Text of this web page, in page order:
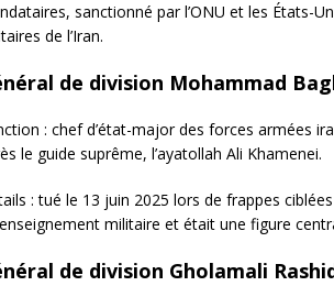
sanctionné par l’ONU et les États-
de l’Iran.
de division Mohammad
: chef d’état-major des forces armées
le guide suprême, l’ayatollah Ali Khamenei.
: tué le 13 juin 2025 lors de frappes
militaire et était une figure
de division Gholamali